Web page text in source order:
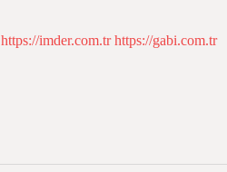
https://imder.com.tr https://gabi.com.tr